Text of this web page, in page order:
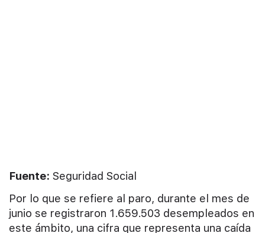
Fuente: Seguridad Social
Por lo que se refiere al paro, durante el mes de
junio se registraron 1.659.503 desempleados en
este ámbito, una cifra que representa una caída